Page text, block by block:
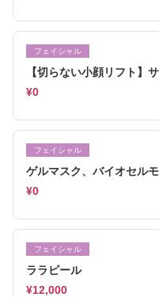
フェイシャル
【切らない小顔リフト】
¥0
フェイシャル
ゲルマスク、バイオセル
¥0
フェイシャル
ララピール
¥12,000